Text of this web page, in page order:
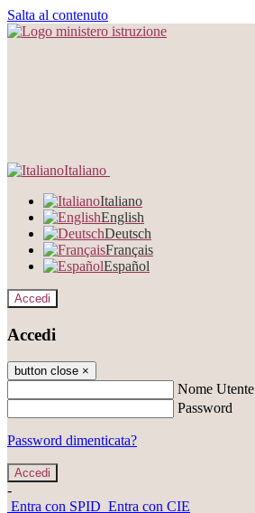
Salta al contenuto
Italiano
Italiano
English
Deutsch
Français
Español
Accedi
Accedi
button close ×
Nome Utente
Password
Password dimenticata?
-
Entra con SPID Entra con CIE